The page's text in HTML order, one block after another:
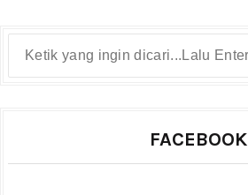
FACEBOOK